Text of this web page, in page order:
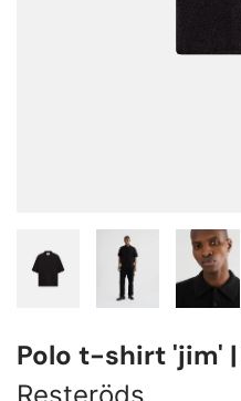
Polo t-shirt 'jim'